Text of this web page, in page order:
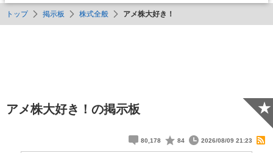
トップ 掲示板 株式全般 アメ株大好き！
アメ株大好き！の掲示板
80,178 84 2026/08/09 21:23
★